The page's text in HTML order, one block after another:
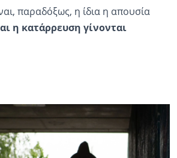
παραδόξως, η ίδια η απουσία
η κατάρρευση γίνονται